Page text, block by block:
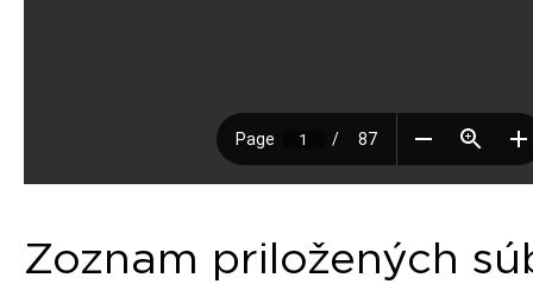
Zoznam priložených